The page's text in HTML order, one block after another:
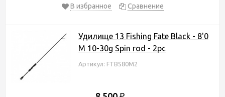
В избранное
Сравнение
Удилище 13 Fishing Fate Black - 8'0
M 10-30g Spin rod - 2pc
Артикул: FTBS80M2